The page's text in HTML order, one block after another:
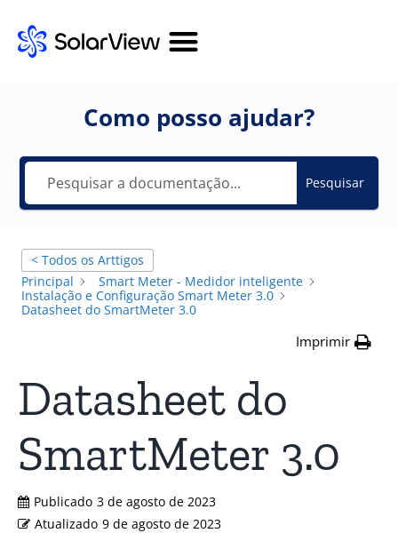
Como posso ajudar?
Pesquisar
< Todos os Arttigos
Principal
Smart Meter - Medidor inteligente
Instalação e Configuração Smart Meter 3.0
Datasheet do SmartMeter 3.0
Imprimir
Datasheet do
SmartMeter 3.0
Publicado 3 de agosto de 2023
Atualizado 9 de agosto de 2023